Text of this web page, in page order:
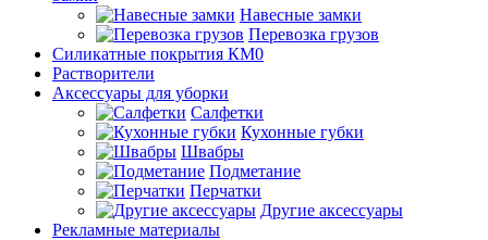
Навесные замки
Перевозка грузов
Силикатные покрытия КМ0
Растворители
Аксессуары для уборки
Салфетки
Кухонные губки
Швабры
Подметание
Перчатки
Другие аксессуары
Рекламные материалы